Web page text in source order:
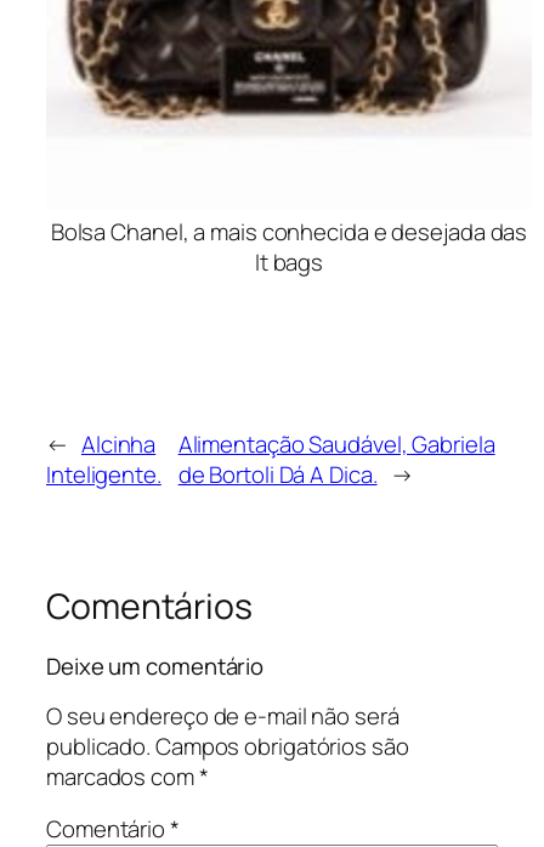
Bolsa Chanel, a mais conhecida e desejada das
It bags
← Alcinha
Inteligente.
Alimentação Saudável, Gabriela
de Bortoli Dá A Dica. →
Comentários
Deixe um comentário
O seu endereço de e-mail não será
publicado.Campos obrigatórios são
marcados com*
Comentário*